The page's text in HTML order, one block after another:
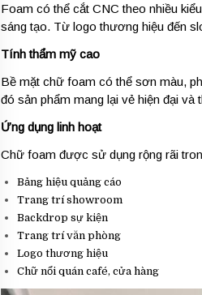
Foam có thể cắt CNC theo nhiều
sáng tạo. Từ logo thương hiệu đến
Tính thẩm mỹ cao
Bề mặt chữ foam có thể sơn màu,
đó sản phẩm mang lại vẻ hiện đại và
Ứng dụng linh hoạt
Chữ foam được sử dụng rộng rãi
Bảng hiệu quảng cáo
Trang trí showroom
Backdrop sự kiện
Trang trí văn phòng
Logo thương hiệu
Chữ nổi quán café, cửa hàng